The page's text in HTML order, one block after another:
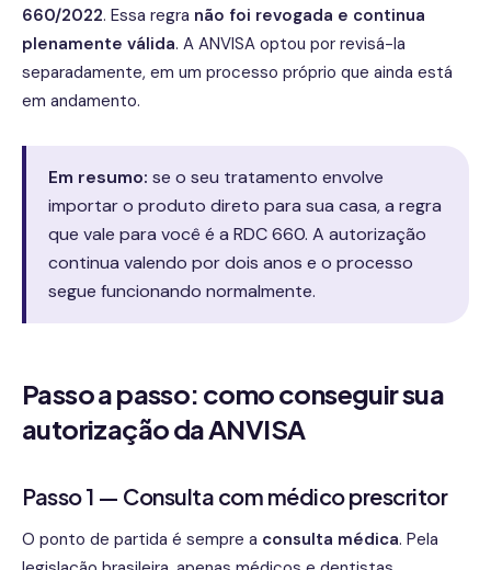
660/2022. Essa regra não foi revogada e continua
plenamente válida. A ANVISA optou por revisá-la
separadamente, em um processo próprio que ainda está
em andamento.
Em resumo: se o seu tratamento envolve
importar o produto direto para sua casa, a regra
que vale para você é a RDC 660. A autorização
continua valendo por dois anos e o processo
segue funcionando normalmente.
Passo a passo: como conseguir sua
autorização da ANVISA
Passo 1 — Consulta com médico prescritor
O ponto de partida é sempre a consulta médica. Pela